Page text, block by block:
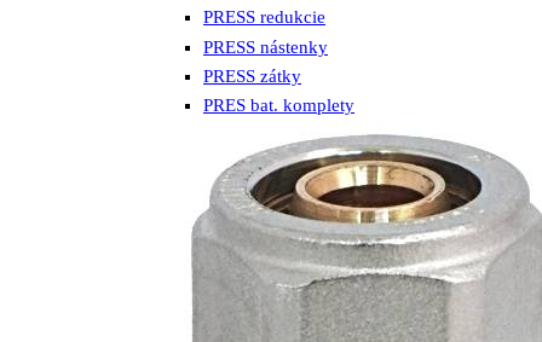
PRESS redukcie
PRESS nástenky
PRESS zátky
PRES bat. komplety